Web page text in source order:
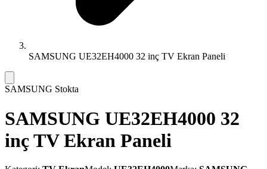
SAMSUNG UE32EH4000 32 inç TV Ekran Paneli
SAMSUNG Stokta
SAMSUNG UE32EH4000 32
inç TV Ekran Paneli